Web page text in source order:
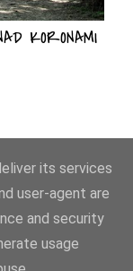
KORONAMI
STARSZE POSTY
its services
user-agent are
and security
usage